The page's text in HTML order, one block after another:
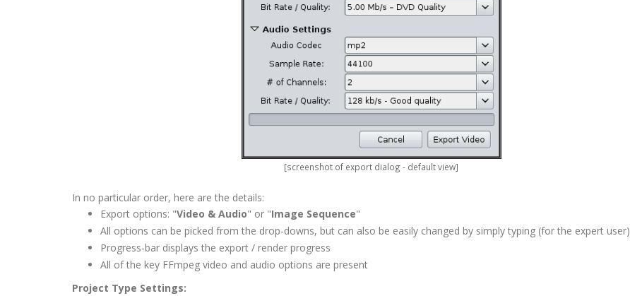
[screenshot of export dialog - default view]
In no particular order, here are the details:
Export options: "Video & Audio" or "Image Sequence"
All options can be picked from the drop-downs, but can also be easily changed by simply typing (for the expert user)
Progress-bar displays the export / render progress
All of the key FFmpeg video and audio options are present
Project Type Settings: